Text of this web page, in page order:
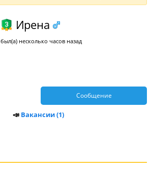
Ирена
был(а) несколько часов назад
Сообщение
📣 Вакансии (1)